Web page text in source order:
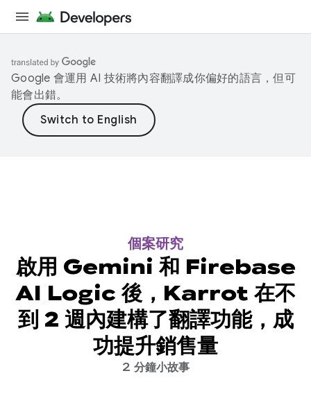
Google 會運用 AI 技術將內容翻譯成你偏好的語言，但可
能會出錯。
個案研究
啟用 Gemini 和 Firebase
AI Logic 後，Karrot 在不
到 2 週內建構了翻譯功能，成
功提升銷售量
2 分鐘小故事